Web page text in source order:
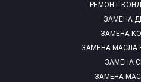
РЕМОНТ
ЗАМЕНА
ЗАМЕНА
ЗАМЕНА МАСЛА
ЗАМЕНА
ЗАМЕНА